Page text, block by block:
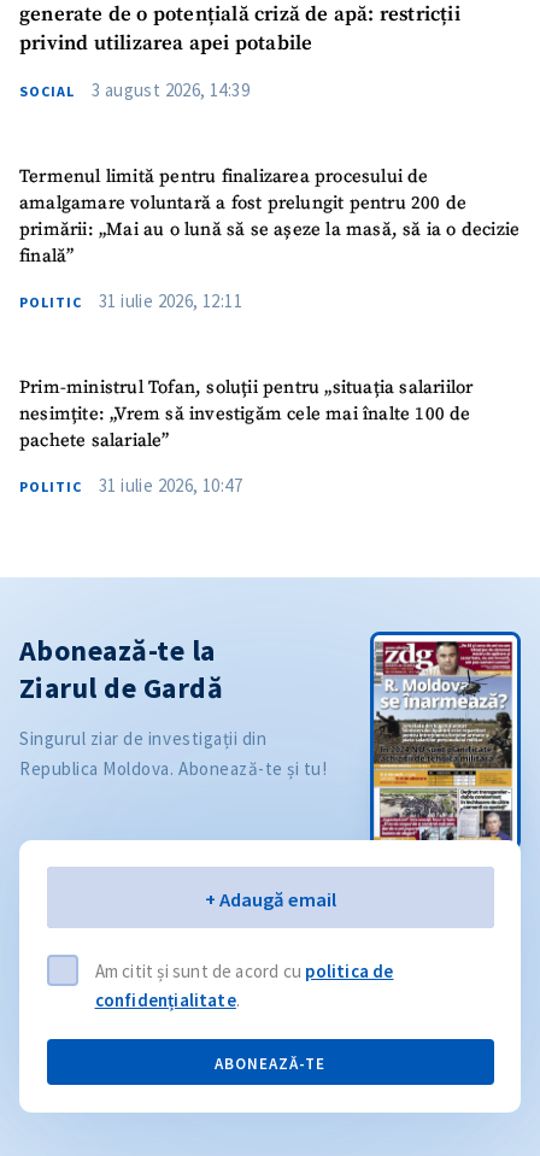
generate de o potențială criză de apă: restricții
privind utilizarea apei potabile
SOCIAL 3 august 2026, 14:39
Termenul limită pentru finalizarea procesului de
amalgamare voluntară a fost prelungit pentru 200 de
primării: „Mai au o lună să se așeze la masă, să ia o decizie
finală”
POLITIC 31 iulie 2026, 12:11
Prim-ministrul Tofan, soluții pentru „situația salariilor
nesimțite: „Vrem să investigăm cele mai înalte 100 de
pachete salariale”
POLITIC 31 iulie 2026, 10:47
Abonează-te la
Ziarul de Gardă
Singurul ziar de investigații din
Republica Moldova. Abonează-te și tu!
+ Adaugă email
Am citit și sunt de acord cu politica de
confidențialitate.
ABONEAZĂ-TE